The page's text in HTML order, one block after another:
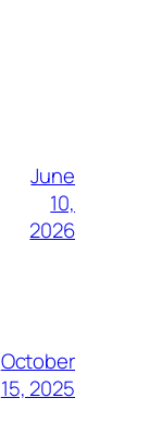
June
10,
2026
October
15, 2025